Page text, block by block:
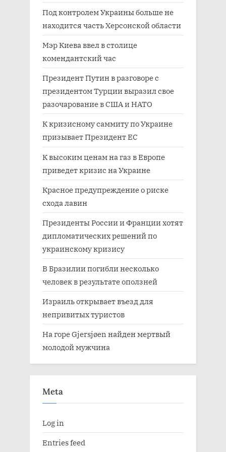
Под контролем Украины больше не
находится часть Херсонской области
Мэр Киева ввел в столице
комендантский час
Президент Путин в разговоре с
президентом Турции выразил свое
разочарование в США и НАТО
К кризисному саммиту по Украине
призывает Президент ЕС
К высоким ценам на газ в Европе
приведет кризис на Украине
Красное предупреждение о риске
схода лавин
Президенты России и Франции хотят
дипломатических решений по
украинскому кризису
В Бразилии погибли несколько
человек в результате оползней
Израиль открывает въезд для
непривитых туристов
На горе Gjersjøen найден мертвый
молодой мужчина
Meta
Log in
Entries feed